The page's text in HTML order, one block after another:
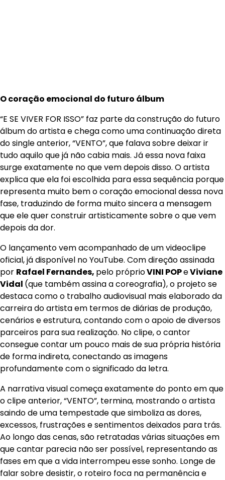
O coração emocional do futuro álbum
“E SE VIVER FOR ISSO” faz parte da construção do futuro
álbum do artista e chega como uma continuação direta
do single anterior, “VENTO”, que falava sobre deixar ir
tudo aquilo que já não cabia mais. Já essa nova faixa
surge exatamente no que vem depois disso. O artista
explica que ela foi escolhida para essa sequência porque
representa muito bem o coração emocional dessa nova
fase, traduzindo de forma muito sincera a mensagem
que ele quer construir artisticamente sobre o que vem
depois da dor.
O lançamento vem acompanhado de um videoclipe
oficial, já disponível no YouTube. Com direção assinada
por Rafael Fernandes, pelo próprioVINI POPeViviane
Vidal (que também assina a coreografia), o projeto se
destaca como o trabalho audiovisual mais elaborado da
carreira do artista em termos de diárias de produção,
cenários e estrutura, contando com o apoio de diversos
parceiros para sua realização. No clipe, o cantor
consegue contar um pouco mais de sua própria história
de forma indireta, conectando as imagens
profundamente com o significado da letra.
A narrativa visual começa exatamente do ponto em que
o clipe anterior, “VENTO”, termina, mostrando o artista
saindo de uma tempestade que simboliza as dores,
excessos, frustrações e sentimentos deixados para trás.
Ao longo das cenas, são retratadas várias situações em
que cantar parecia não ser possível, representando as
fases em que a vida interrompeu esse sonho. Longe de
falar sobre desistir, o roteiro foca na permanência e